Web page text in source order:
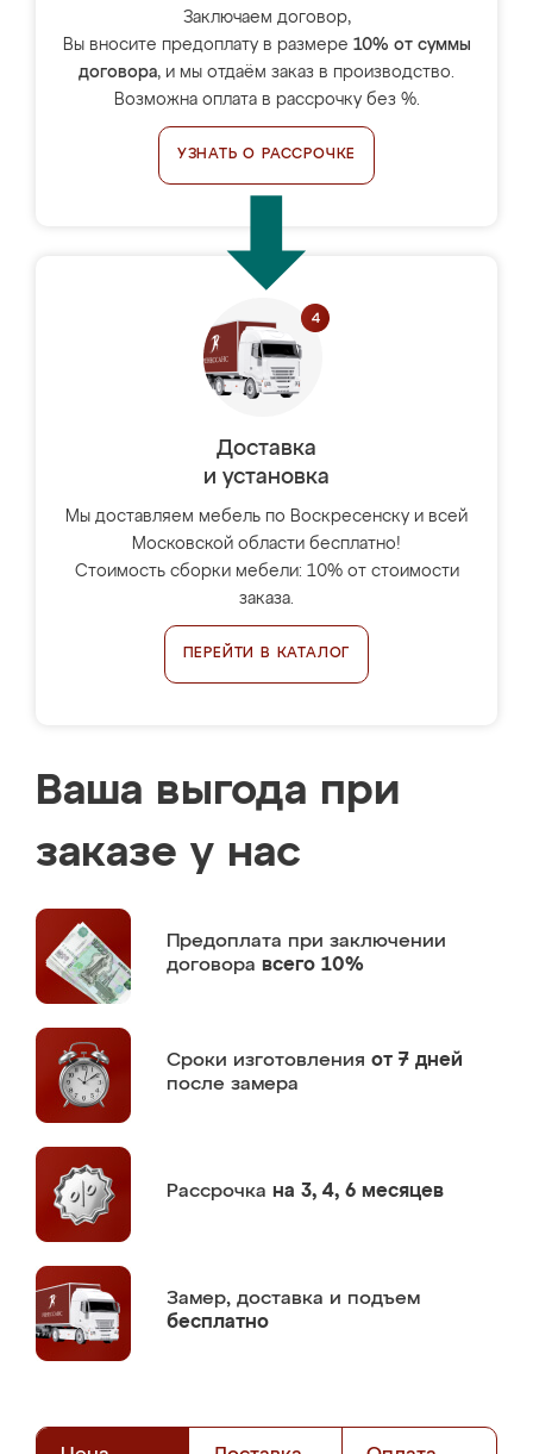
Заключаем договор,
Вы вносите предоплату в размере 10% от суммы
договора, и мы отдаём заказ в производство.
Возможна оплата в рассрочку без %.
УЗНАТЬ О РАССРОЧКЕ
Доставка
и установка
Мы доставляем мебель по Воскресенску и всей
Московской области бесплатно!
Стоимость сборки мебели: 10% от стоимости
заказа.
ПЕРЕЙТИ В КАТАЛОГ
Ваша выгода при
заказе у нас
Предоплата при заключении
договора всего 10%
Сроки изготовления от 7 дней
после замера
Рассрочка на 3, 4, 6 месяцев
Замер, доставка и подъем
бесплатно